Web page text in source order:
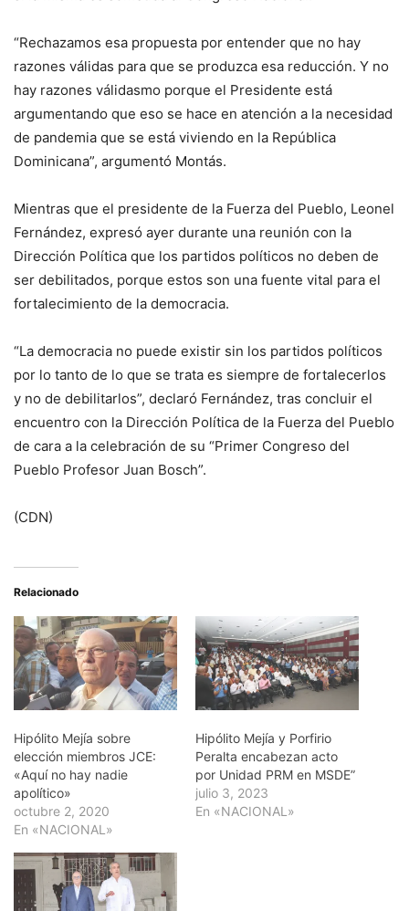
“Rechazamos esa propuesta por entender que no hay
razones válidas para que se produzca esa reducción. Y no
hay razones válidasmo porque el Presidente está
argumentando que eso se hace en atención a la necesidad
de pandemia que se está viviendo en la República
Dominicana”, argumentó Montás.
Mientras que el presidente de la Fuerza del Pueblo, Leonel
Fernández, expresó ayer durante una reunión con la
Dirección Política que los partidos políticos no deben de
ser debilitados, porque estos son una fuente vital para el
fortalecimiento de la democracia.
“La democracia no puede existir sin los partidos políticos
por lo tanto de lo que se trata es siempre de fortalecerlos
y no de debilitarlos”, declaró Fernández, tras concluir el
encuentro con la Dirección Política de la Fuerza del Pueblo
de cara a la celebración de su “Primer Congreso del
Pueblo Profesor Juan Bosch”.
(CDN)
Relacionado
Hipólito Mejía sobre
elección miembros JCE:
«Aquí no hay nadie
apolítico»
octubre 2, 2020
En «NACIONAL»
Hipólito Mejía y Porfirio
Peralta encabezan acto
por Unidad PRM en MSDE”
julio 3, 2023
En «NACIONAL»